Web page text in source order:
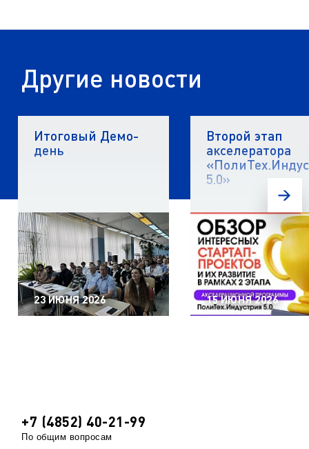
Другие новости
Итоговый Демо-
день
23 ИЮНЯ 2026
Второй этап
акселератора
5.0»
15 ИЮНЯ 2026
+7 (4852) 40-21-99
По общим вопросам